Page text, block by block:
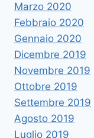
Marzo 2020
Febbraio 2020
Gennaio 2020
Dicembre 2019
Novembre 2019
Ottobre 2019
Settembre 2019
Agosto 2019
Luglio 2019